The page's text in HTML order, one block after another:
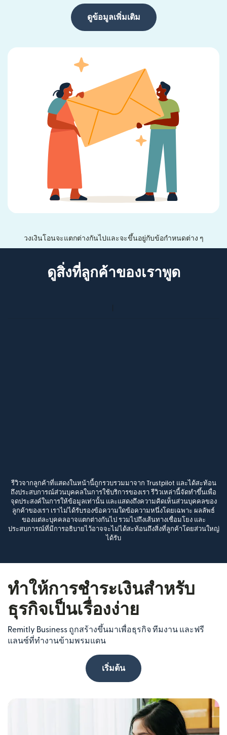
ดูข้อมูลเพิ่มเติม
วงเงินโอนจะแตกต่างกันไปและจะขึ้นอยู่กับข้อกำหนดต่าง ๆ
ดูสิ่งที่ลูกค้าของเราพูด
รีวิวจากลูกค้าที่แสดงในหน้านี้ถูกรวบรวมมาจาก Trustpilot และได้สะท้อน
ถึงประสบการณ์ส่วนบุคคลในการใช้บริการของเรา รีวิวเหล่านี้จัดทำขึ้นเพื่อ
จุดประสงค์ในการให้ข้อมูลเท่านั้น และแสดงถึงความคิดเห็นส่วนบุคคลของ
ลูกค้าของเรา เราไม่ได้รับรองข้อความใดข้อความหนึ่งโดยเฉพาะ ผลลัพธ์
ของแต่ละบุคคลอาจแตกต่างกันไป รวมไปถึงเส้นทางเชื่อมโยง และ
ประสบการณ์ที่มีการอธิบายไว้อาจจะไม่ได้สะท้อนถึงสิ่งที่ลูกค้าโดยส่วนใหญ่
ได้รับ
ทำให้การชำระเงินสำหรับ
ธุรกิจเป็นเรื่องง่าย
Remitly Business ถูกสร้างขึ้นมาเพื่อธุรกิจ ทีมงาน และฟรี
แลนซ์ที่ทำงานข้ามพรมแดน
เริ่มต้น